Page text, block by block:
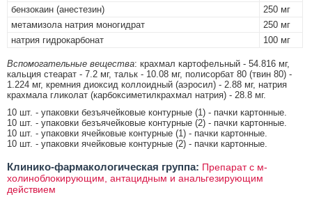
бензокаин (анестезин)
250 мг
метамизола натрия моногидрат
250 мг
натрия гидрокарбонат
100 мг
Вспомогательные вещества: крахмал картофельный - 54.816 мг,
кальция стеарат - 7.2 мг, тальк - 10.08 мг, полисорбат 80 (твин 80) -
1.224 мг, кремния диоксид коллоидный (аэросил) - 2.88 мг, натрия
крахмала гликолат (карбоксиметилкрахмал натрия) - 28.8 мг.
10 шт. - упаковки безъячейковые контурные (1) - пачки картонные.
10 шт. - упаковки безъячейковые контурные (2) - пачки картонные.
10 шт. - упаковки ячейковые контурные (1) - пачки картонные.
10 шт. - упаковки ячейковые контурные (2) - пачки картонные.
Клинико-фармакологическая группа: Препарат с м-
холиноблокирующим, антацидным и анальгезирующим
действием